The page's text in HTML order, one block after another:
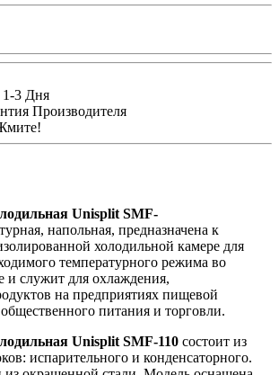
1-3 Дня
Производителя
Unisplit SMF-
напольная, предназначена к
холодильной камере для
температурного режима во
и служит для охлаждения,
на предприятиях пищевой
питания и торговли.
Unisplit SMF-110 состоит из
испарительного и конденсаторного.